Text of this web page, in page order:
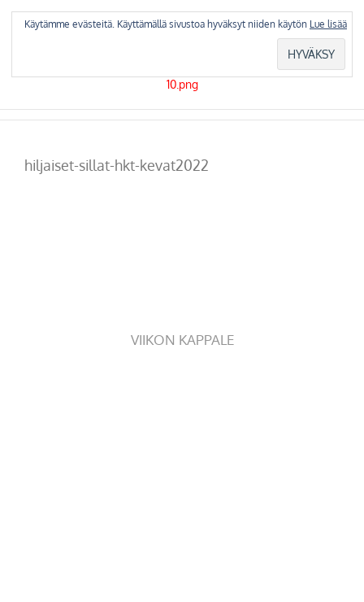
hiljaiset-sillat-hkt-kevat2022
VIIKON KAPPALE
Käytämme evästeitä. Käyttämällä sivustoa hyväksyt niiden käytön Lue lisää